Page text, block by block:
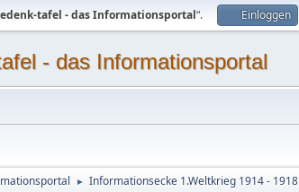
tafel - das Informationsportal“. Einloggen
- das Informationsportal
► Informationsecke 1.Weltkrieg 1914 - 1918